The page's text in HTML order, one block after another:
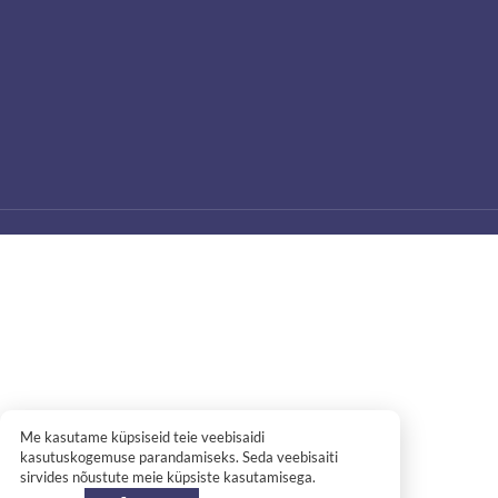
Me kasutame küpsiseid teie veebisaidi
kasutuskogemuse parandamiseks. Seda veebisaiti
sirvides nõustute meie küpsiste kasutamisega.